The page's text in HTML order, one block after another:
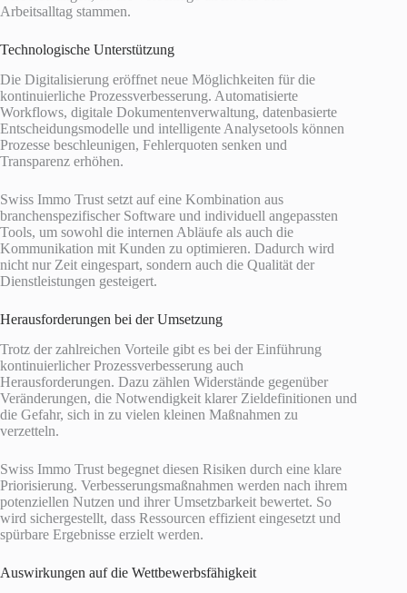
Arbeitsalltag stammen.
Technologische Unterstützung
Die Digitalisierung eröffnet neue Möglichkeiten für die
kontinuierliche Prozessverbesserung. Automatisierte
Workflows, digitale Dokumentenverwaltung, datenbasierte
Entscheidungsmodelle und intelligente Analysetools können
Prozesse beschleunigen, Fehlerquoten senken und
Transparenz erhöhen.
Swiss Immo Trust setzt auf eine Kombination aus
branchenspezifischer Software und individuell angepassten
Tools, um sowohl die internen Abläufe als auch die
Kommunikation mit Kunden zu optimieren. Dadurch wird
nicht nur Zeit eingespart, sondern auch die Qualität der
Dienstleistungen gesteigert.
Herausforderungen bei der Umsetzung
Trotz der zahlreichen Vorteile gibt es bei der Einführung
kontinuierlicher Prozessverbesserung auch
Herausforderungen. Dazu zählen Widerstände gegenüber
Veränderungen, die Notwendigkeit klarer Zieldefinitionen und
die Gefahr, sich in zu vielen kleinen Maßnahmen zu
verzetteln.
Swiss Immo Trust begegnet diesen Risiken durch eine klare
Priorisierung. Verbesserungsmaßnahmen werden nach ihrem
potenziellen Nutzen und ihrer Umsetzbarkeit bewertet. So
wird sichergestellt, dass Ressourcen effizient eingesetzt und
spürbare Ergebnisse erzielt werden.
Auswirkungen auf die Wettbewerbsfähigkeit